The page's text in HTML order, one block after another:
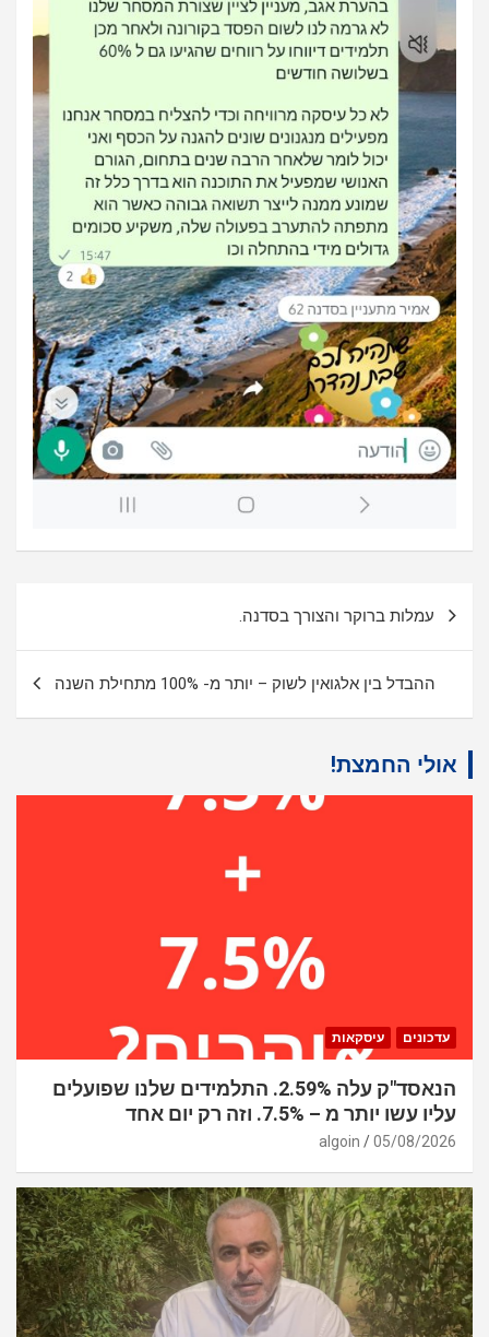
עמלות ברוקר והצורך בסדנה.
ההבדל בין אלגואין לשוק – יותר מ- 100% מתחילת השנה
אולי החמצת!
עדכונים עיסקאות
הנאסד"ק עלה 2.59%. התלמידים שלנו שפועלים
עליו עשו יותר מ – 7.5%. וזה רק יום אחד
05/08/2026
algoin